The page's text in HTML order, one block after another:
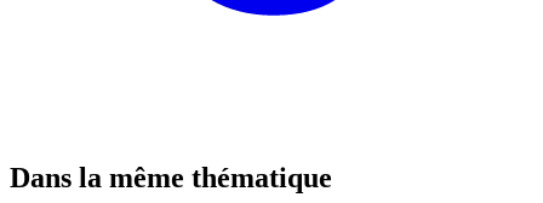
Dans la même thématique